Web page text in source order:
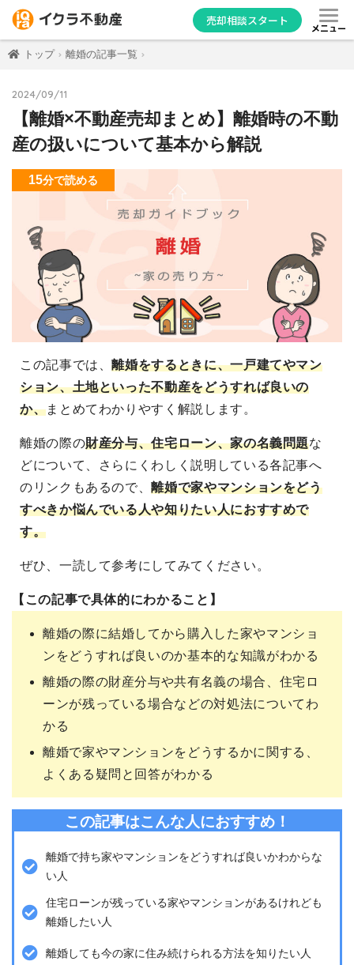
売却相談スタート
メニュー
トップ 離婚の記事一覧
2024/09/11
【離婚×不動産売却まとめ】離婚時の不動
産の扱いについて基本から解説
15分で読める
この記事では、離婚をするときに、一戸建てやマン
ション、土地といった不動産をどうすれば良いの
か、まとめてわかりやすく解説します。
離婚の際の財産分与、住宅ローン、家の名義問題な
どについて、さらにくわしく説明している各記事へ
のリンクもあるので、離婚で家やマンションをどう
すべきか悩んでいる人や知りたい人におすすめで
す。
ぜひ、一読して参考にしてみてください。
【この記事で具体的にわかること】
離婚の際に結婚してから購入した家やマンショ
ンをどうすれば良いのか基本的な知識がわかる
離婚の際の財産分与や共有名義の場合、住宅ロ
ーンが残っている場合などの対処法についてわ
かる
離婚で家やマンションをどうするかに関する、
よくある疑問と回答がわかる
この記事はこんな人におすすめ！
離婚で持ち家やマンションをどうすれば良いかわからな
い人
住宅ローンが残っている家やマンションがあるけれども
離婚したい人
離婚しても今の家に住み続けられる方法を知りたい人